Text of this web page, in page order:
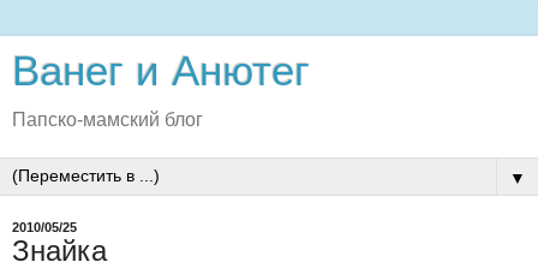
Ванег и Анютег
Папско-мамский блог
▼
2010/05/25
Знайка